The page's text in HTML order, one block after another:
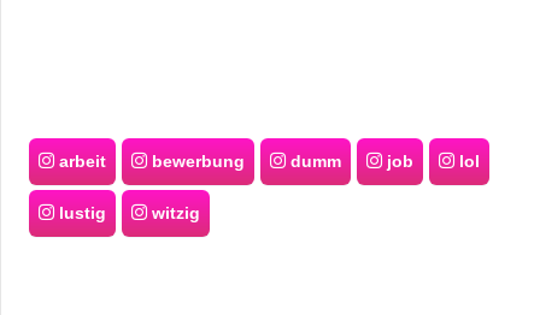
arbeit bewerbung dumm job lol
lustig witzig